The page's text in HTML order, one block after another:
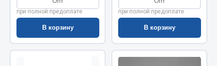
Показать ещё
Весь раздел
при полной предоплате
В корзину
при полной предоплате
В корзину